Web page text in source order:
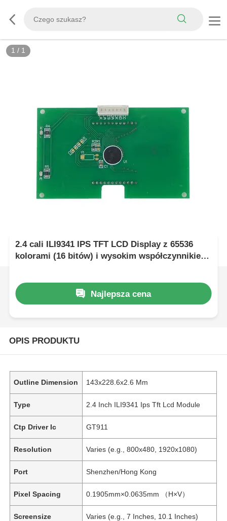
1 / 1
2.4 cali ILI9341 IPS TFT LCD Display z 65536
kolorami (16 bitów) i wysokim współczynnikiem
Najlepsza cena
OPIS PRODUKTU
Outline Dimension 143x228.6x2.6 Mm
Type 2.4 Inch ILI9341 Ips Tft Lcd Module
Ctp Driver Ic GT911
Resolution Varies (e.g., 800x480, 1920x1080)
Port Shenzhen/Hong Kong
Pixel Spacing 0.1905mm×0.0635mm （H×V）
Screensize Varies (e.g., 7 Inches, 10.1 Inches)